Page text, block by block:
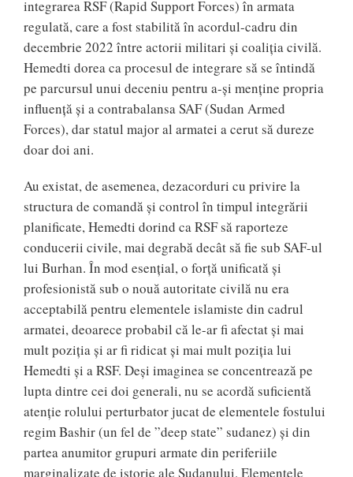
integrarea RSF (Rapid Support Forces) în armata
regulată, care a fost stabilită în acordul-cadru din
decembrie 2022 între actorii militari și coaliția civilă.
Hemedti dorea ca procesul de integrare să se întindă
pe parcursul unui deceniu pentru a-și menține propria
influență și a contrabalansa SAF (Sudan Armed
Forces), dar statul major al armatei a cerut să dureze
doar doi ani.
Au existat, de asemenea, dezacorduri cu privire la
structura de comandă și control în timpul integrării
planificate, Hemedti dorind ca RSF să raporteze
conducerii civile, mai degrabă decât să fie sub SAF-ul
lui Burhan. În mod esențial, o forță unificată și
profesionistă sub o nouă autoritate civilă nu era
acceptabilă pentru elementele islamiste din cadrul
armatei, deoarece probabil că le-ar fi afectat și mai
mult poziția și ar fi ridicat și mai mult poziția lui
Hemedti și a RSF. Deși imaginea se concentrează pe
lupta dintre cei doi generali, nu se acordă suficientă
atenție rolului perturbator jucat de elementele fostului
regim Bashir (un fel de ”deep state” sudanez) și din
partea anumitor grupuri armate din periferiile
marginalizate de istorie ale Sudanului. Elementele